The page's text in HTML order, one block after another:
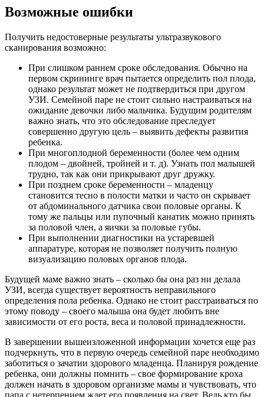
Возможные ошибки
Получить недостоверные результаты ультразвукового
сканирования возможно:
При слишком раннем сроке обследования. Обычно на
первом скрининге врач пытается определить пол плода,
однако результат может не подтвердиться при другом
УЗИ. Семейной паре не стоит сильно настраиваться на
ожидание девочки либо мальчика. Будущим родителям
важно знать, что это обследование преследует
совершенно другую цель – выявить дефекты развития
ребенка.
При многоплодной беременности (более чем одним
плодом – двойней, тройней и т. д). Узнать пол малышей
трудно, так как они прикрывают друг дружку.
При позднем сроке беременности – младенцу
становится тесно в полости матки и часто он скрывает
от абдоминального датчика свои половые органы. К
тому же пальцы или пупочный канатик можно принять
за половой член, а яички за половые губы.
При выполнении диагностики на устаревшей
аппаратуре, которая не позволяет получить полную
визуализацию половых органов плода.
Будущей маме важно знать – сколько бы она раз ни делала
УЗИ, всегда существует вероятность неправильного
определения пола ребенка. Однако не стоит расстраиваться по
этому поводу – своего малыша она будет любить вне
зависимости от его роста, веса и половой принадлежности.
В завершении вышеизложенной информации хочется еще раз
подчеркнуть, что в первую очередь семейной паре необходимо
заботиться о зачатии здорового младенца. Планируя рождение
ребенка, они должны помнить – свое формирование кроха
должен начать в здоровом организме мамы и чувствовать, что
папа с нетерпением ждет его появления на свет. Ведь кто бы